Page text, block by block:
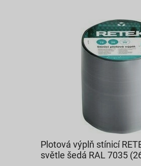
Plotová výplň stínicí
světle šedá RAL 7035